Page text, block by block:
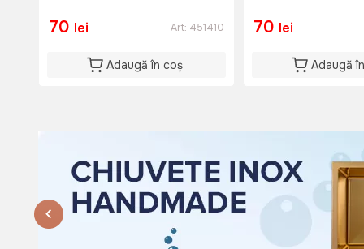
70 lei Art: 451410
Adaugă în coș
70 lei
Adaugă